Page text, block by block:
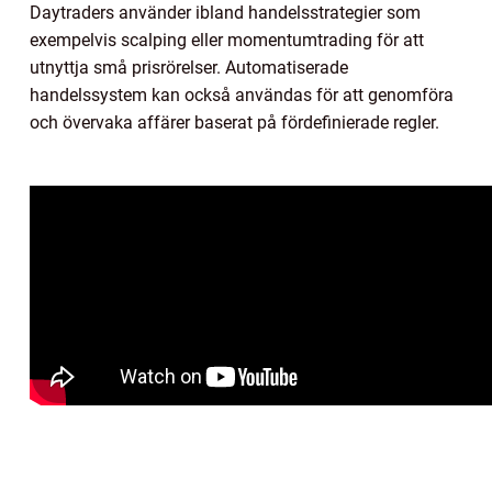
Daytraders använder ibland handelsstrategier som
exempelvis scalping eller momentumtrading för att
utnyttja små prisrörelser. Automatiserade
handelssystem kan också användas för att genomföra
och övervaka affärer baserat på fördefinierade regler.